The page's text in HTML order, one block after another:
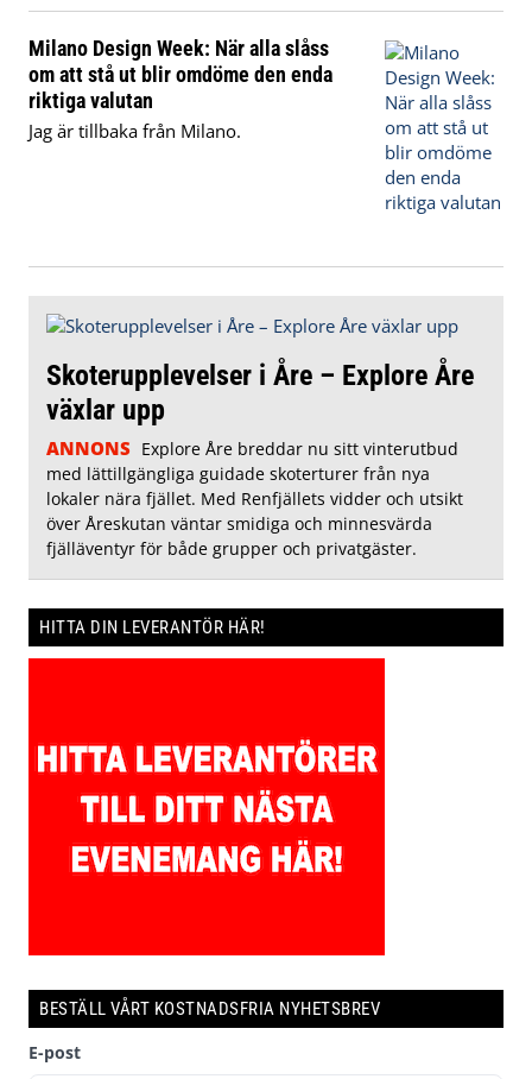
Milano Design Week: När alla slåss
om att stå ut blir omdöme den enda
riktiga valutan
Jag är tillbaka från Milano.
Skoterupplevelser i Åre – Explore Åre
växlar upp
ANNONS Explore Åre breddar nu sitt vinterutbud
med lättillgängliga guidade skoterturer från nya
lokaler nära fjället. Med Renfjällets vidder och utsikt
över Åreskutan väntar smidiga och minnesvärda
fjälläventyr för både grupper och privatgäster.
HITTA DIN LEVERANTÖR HÄR!
BESTÄLL VÅRT KOSTNADSFRIA NYHETSBREV
E-post